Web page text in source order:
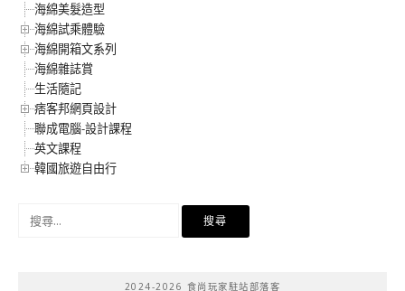
海綿美髮造型
海綿試乘體驗
海綿開箱文系列
海綿雜誌賞
生活隨記
痞客邦網頁設計
聯成電腦-設計課程
英文課程
韓國旅遊自由行
2024-2026 食尚玩家駐站部落客